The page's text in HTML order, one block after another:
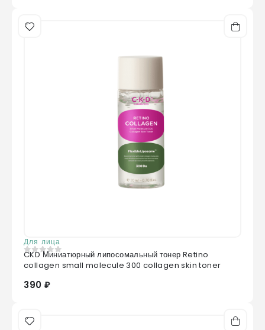
Для лица
0из 5
CKD Миниатюрный липосомальный тонер Retino
collagen small molecule 300 collagen skin toner
390 ₽